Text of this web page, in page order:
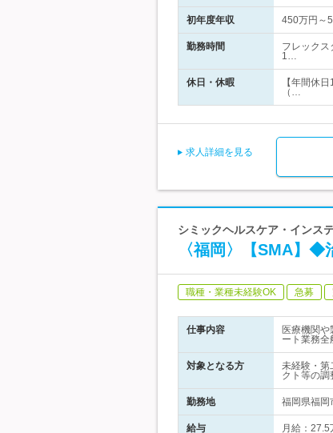
初年度年収 450万円～
勤務時間
フレック
1…
休日・休暇
【年間休
（…
求人詳細を見る
シミックヘルスケア・インス
〈福岡〉【SMA】
職種・業種未経験OK 急募
仕事内容
医療機関
ート業務全
対象となる方
未経験・第
クト等の調
勤務地 福岡県福
給与
月給：